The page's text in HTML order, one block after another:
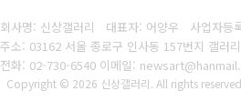
회사명: 신상갤러리 대표자: 어양우 사업자등
주소: 03162 서울 종로구 인사동 157번지 갤러
전화: 02-730-6540 이메일:
Copyright © 2026 신상갤러리. All rights